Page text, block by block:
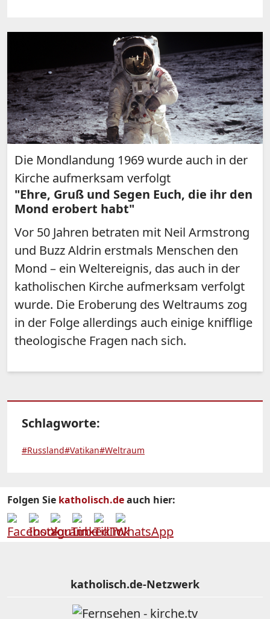
Die Mondlandung 1969 wurde auch in der
Kirche aufmerksam verfolgt
"Ehre, Gruß und Segen Euch, die ihr den
Mond erobert habt"
Vor 50 Jahren betraten mit Neil Armstrong
und Buzz Aldrin erstmals Menschen den
Mond – ein Weltereignis, das auch in der
katholischen Kirche aufmerksam verfolgt
wurde. Die Eroberung des Weltraums zog
in der Folge allerdings auch einige knifflige
theologische Fragen nach sich.
Schlagworte:
#Russland#Vatikan#Weltraum
Folgen Sie katholisch.deauch hier:
katholisch.de-Netzwerk